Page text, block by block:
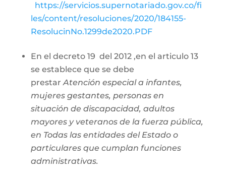
https://servicios.supernotariado.gov.co/fi
les/content/resoluciones/2020/184155-
ResolucinNo.1299de2020.PDF
En el decreto 19 del 2012 ,en el articulo 13
se establece que se debe
prestarAtención especial a infantes,
mujeres gestantes, personas en
situación de discapacidad, adultos
mayores y veteranos de la fuerza pública,
en Todas las entidades del Estado o
particulares que cumplan funciones
administrativas.